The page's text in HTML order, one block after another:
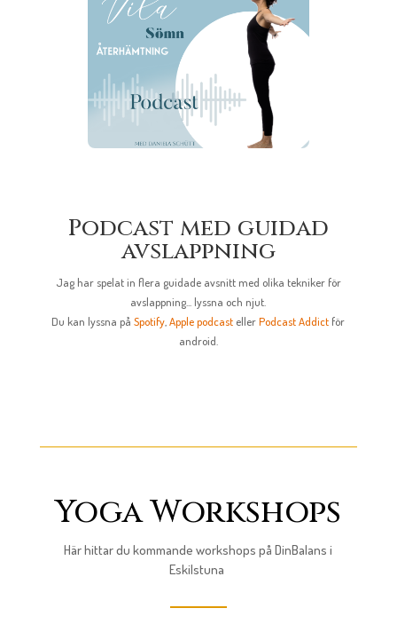
Podcast med guidad
avslappning
Jag har spelat in flera guidade avsnitt med olika tekniker för
avslappning... lyssna och njut.
Du kan lyssna påSpotify ,Apple podcast ellerPodcast Addict för
android.
Yoga Workshops
Här hittar du kommande workshops på DinBalans i
Eskilstuna